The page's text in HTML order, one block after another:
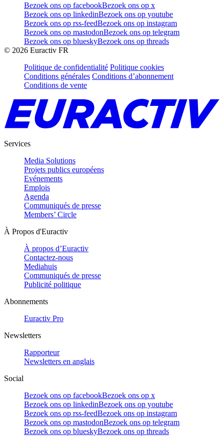
Bezoek ons op facebookBezoek ons op x
Bezoek ons op linkedinBezoek ons op youtube
Bezoek ons op rss-feedBezoek ons op instagram
Bezoek ons op mastodonBezoek ons op telegram
Bezoek ons op blueskyBezoek ons op threads
© 2026 Euractiv FR
Politique de confidentialité Politique cookies
Conditions générales Conditions d’abonnement
Conditions de vente
Services
Media Solutions
Projets publics européens
Evénements
Emplois
Agenda
Communiqués de presse
Members’ Circle
À Propos d'Euractiv
À propos d’Euractiv
Contactez-nous
Mediahuis
Communiqués de presse
Publicité politique
Abonnements
Euractiv Pro
Newsletters
Rapporteur
Newsletters en anglais
Social
Bezoek ons op facebookBezoek ons op x
Bezoek ons op linkedinBezoek ons op youtube
Bezoek ons op rss-feedBezoek ons op instagram
Bezoek ons op mastodonBezoek ons op telegram
Bezoek ons op blueskyBezoek ons op threads